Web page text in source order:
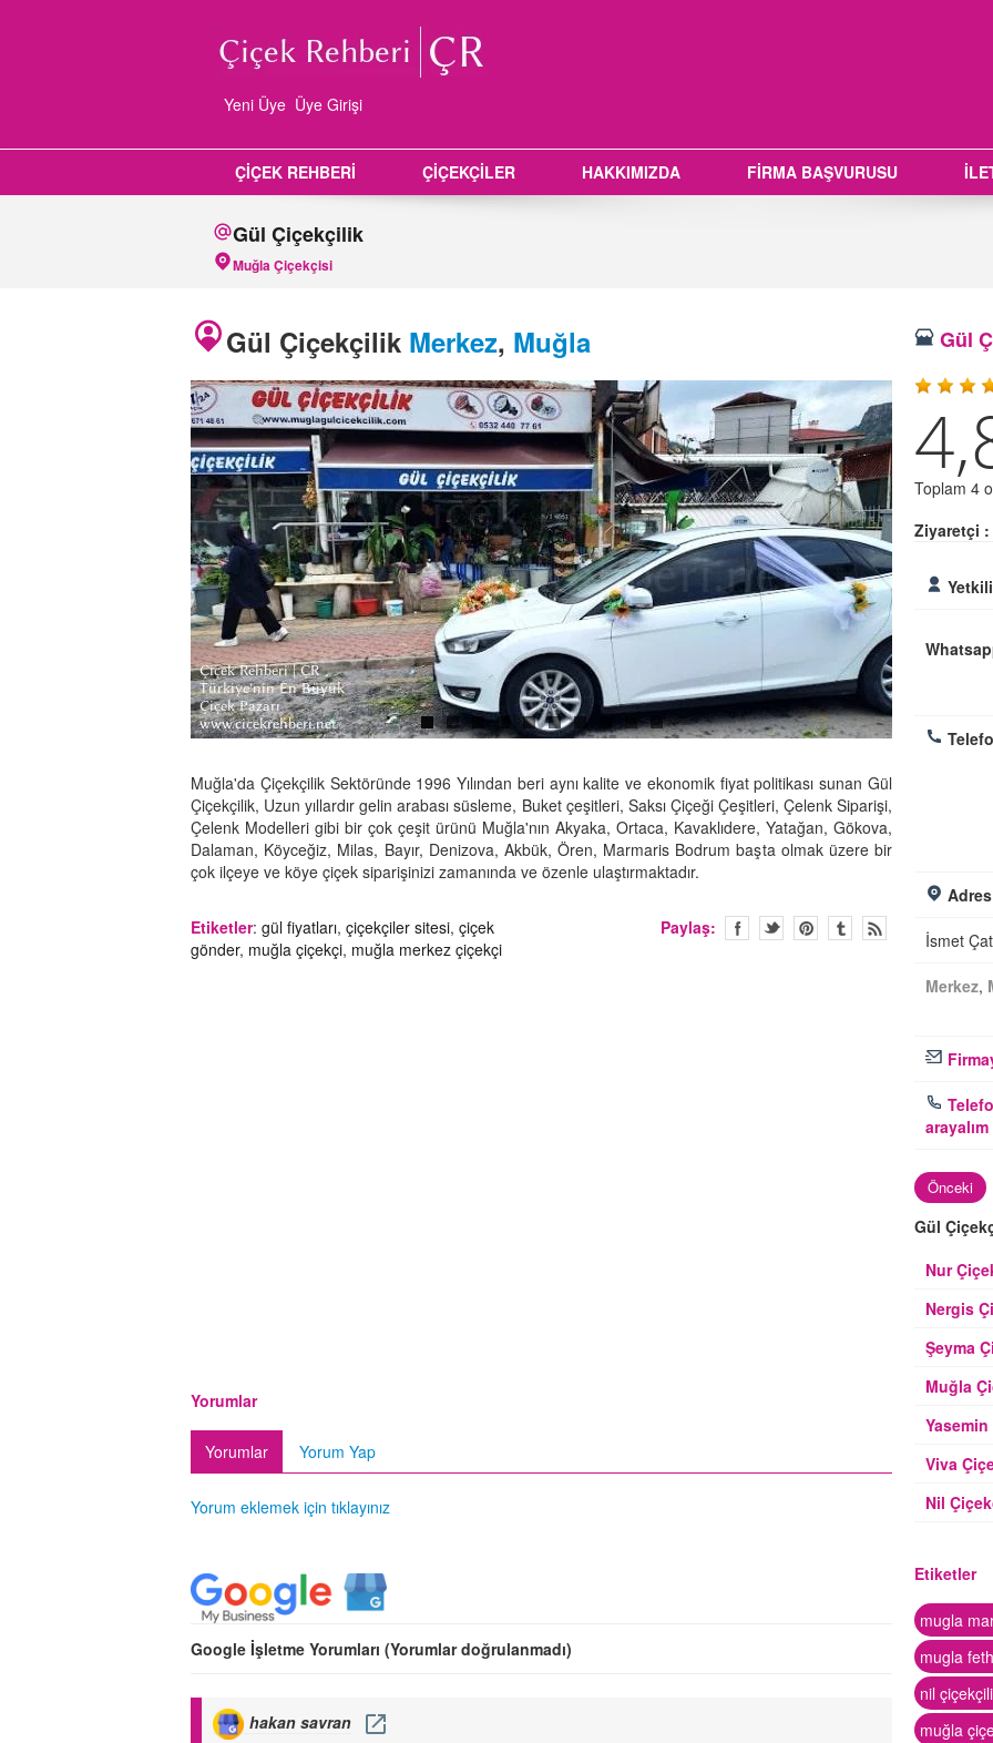
Yeni Üye Üye Girişi
ÇİÇEK REHBERİ ÇİÇEKÇİLER HAKKIMIZDA FİRMA BAŞVURUSU
Gül Çiçekçilik
Muğla Çiçekçisi
Gül Çiçekçilik Merkez, Muğla
Muğla'da Çiçekçilik Sektöründe 1996 Yılından beri aynı kalite ve ekonomik fiyat politikası sunan Gül
Çiçekçilik, Uzun yıllardır gelin arabası süsleme, Buket çeşitleri, Saksı Çiçeği Çeşitleri, Çelenk Siparişi,
Çelenk Modelleri gibi bir çok çeşit ürünü Muğla'nın Akyaka, Ortaca, Kavaklıdere, Yatağan, Gökova,
Dalaman, Köyceğiz, Milas, Bayır, Denizova, Akbük, Ören, Marmaris Bodrum başta olmak üzere bir
çok ilçeye ve köye çiçek siparişinizi zamanında ve özenle ulaştırmaktadır.
Etiketler: gül fiyatları, çiçekçiler sitesi, çiçek
gönder, muğla çiçekçi, muğla merkez çiçekçi
Paylaş:
Yorumlar
Yorumlar Yorum Yap
Yorum eklemek için tıklayınız
Google İşletme Yorumları (Yorumlar doğrulanmadı)
hakan savran
Gül
Toplam 4
Ziyaretçi :
İsmet
Merkez,
arayalım
Önceki
Gül
Nur
Nergis
Şeyma
Muğla
Viva
Nil
Etiketler
mugla
mugla
nil
muğla